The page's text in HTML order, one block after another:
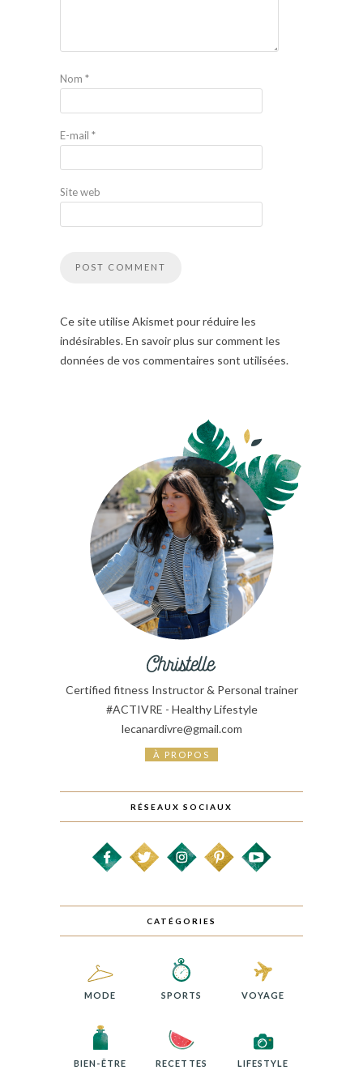
Nom *
E-mail *
Site web
Ce site utilise Akismet pour réduire les
indésirables. En savoir plus sur comment les
données de vos commentaires sont utilisées.
Certified fitness Instructor & Personal trainer
#ACTIVRE - Healthy Lifestyle
lecanardivre@gmail.com
À PROPOS
RÉSEAUX SOCIAUX
CATÉGORIES
MODE SPORTS VOYAGE
BIEN-ÊTRE RECETTES LIFESTYLE